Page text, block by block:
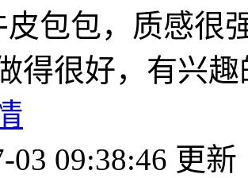
皮包包，质感很
得很好，有兴
03 09:38:46 更新